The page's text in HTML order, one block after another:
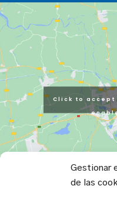
Gestionar
de las
Click to accept